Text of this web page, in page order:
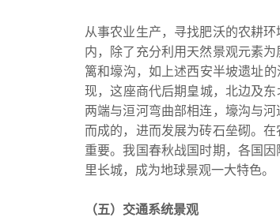
从事农业生产，寻找肥沃的农耕
内，除了充分利用天然景观元素
篱和壕沟，如上述西安半坡遗址
现，这座商代后期皇城，北边及
两端与洹河弯曲部相连，壕沟与
而成的，进而发展为砖石垒砌。
重要。我国春秋战国时期，各国
里长城，成为地球景观一大特色。
（五）交通系统景观